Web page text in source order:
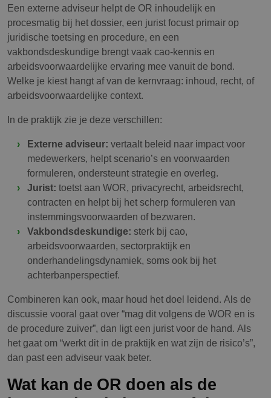
Een externe adviseur helpt de OR inhoudelijk en
procesmatig bij het dossier, een jurist focust primair op
juridische toetsing en procedure, en een
vakbondsdeskundige brengt vaak cao-kennis en
arbeidsvoorwaardelijke ervaring mee vanuit de bond.
Welke je kiest hangt af van de kernvraag: inhoud, recht, of
arbeidsvoorwaardelijke context.
In de praktijk zie je deze verschillen:
Externe adviseur: vertaalt beleid naar impact voor
medewerkers, helpt scenario’s en voorwaarden
formuleren, ondersteunt strategie en overleg.
Jurist: toetst aan WOR, privacyrecht, arbeidsrecht,
contracten en helpt bij het scherp formuleren van
instemmingsvoorwaarden of bezwaren.
Vakbondsdeskundige: sterk bij cao,
arbeidsvoorwaarden, sectorpraktijk en
onderhandelingsdynamiek, soms ook bij het
achterbanperspectief.
Combineren kan ook, maar houd het doel leidend. Als de
discussie vooral gaat over “mag dit volgens de WOR en is
de procedure zuiver”, dan ligt een jurist voor de hand. Als
het gaat om “werkt dit in de praktijk en wat zijn de risico’s”,
dan past een adviseur vaak beter.
Wat kan de OR doen als de